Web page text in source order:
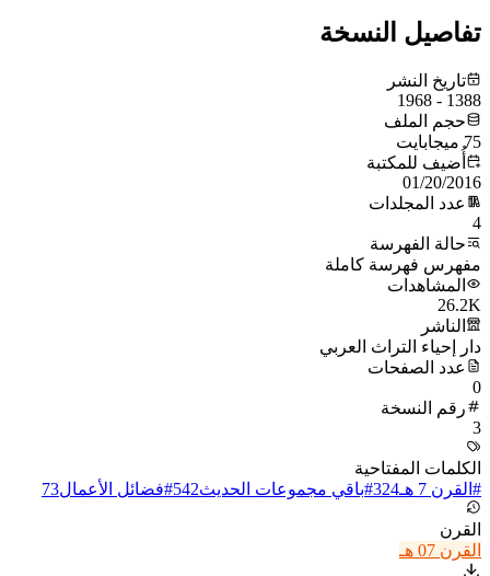
تفاصيل النسخة
تاريخ النشر
1388 - 1968
حجم الملف
75 ميجابايت
أُضيف للمكتبة
01/20/2016
عدد المجلدات
4
حالة الفهرسة
مفهرس فهرسة كاملة
المشاهدات
26.2K
الناشر
دار إحياء التراث العربي
عدد الصفحات
0
رقم النسخة
3
الكلمات المفتاحية
# القرن 7 هـ 324
#باقي مجموعات الحديث542
#فضائل الأعمال73
القرن
القرن 07 هـ